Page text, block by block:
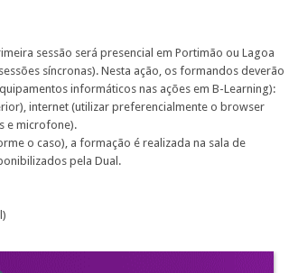
sessão será presencial em Portimão ou Lagoa
síncronas). Nesta ação, os formandos deverão
informáticos nas ações em B-Learning):
internet (utilizar preferencialmente o browser
e microfone).
o caso), a formação é realizada na sala de
pela Dual.